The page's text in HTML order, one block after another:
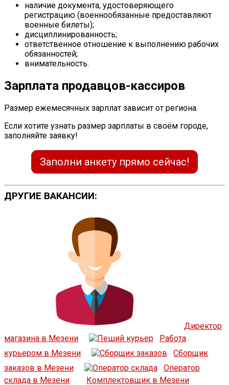
наличие документа, удостоверяющего
регистрацию (военнообязанные предоставляют
военные билеты);
дисциплинированность;
ответственное отношение к выполнению рабочих
обязанностей;
внимательность.
Зарплата продавцов-кассиров
Размер ежемесячных зарплат зависит от региона.
Если хотите узнать размер зарплаты в своём городе,
заполняйте заявку!
Заполни анкету прямо сейчас!
ДРУГИЕ ВАКАНСИИ:
Директор
магазина в Мезени
Работа
курьером в Мезени
Сборщик
заказов в Мезени
Оператор
склада в Мезени
Комплектовщик в Мезени